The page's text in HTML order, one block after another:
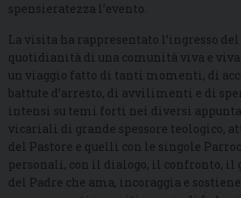
spensieratezza l’evento.
La visita ha rappresentato l’ingresso
quotidianità di una comunità viva e
un viaggio fatto di tanti momenti, di
battute d’arresto, di avvilimenti e di
intensi su temi forti nei diversi
vicariali di grande spessore teologico,
del Pastore e quelli con le singole
personali, con il dialogo, il confronto, il
del Padre che ama, incoraggia e